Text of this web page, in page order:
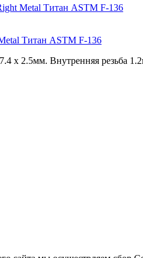
Титан ASTM F-136
х 2.5мм. Внутренняя резьба